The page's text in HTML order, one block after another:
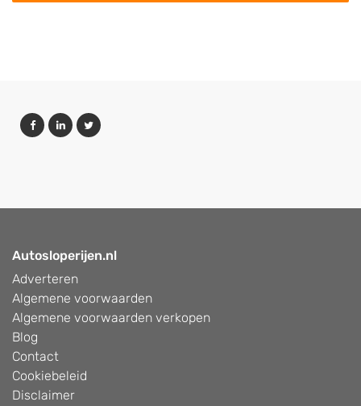
Autosloperijen.nl
Adverteren
Algemene voorwaarden
Algemene voorwaarden verkopen
Blog
Contact
Cookiebeleid
Disclaimer